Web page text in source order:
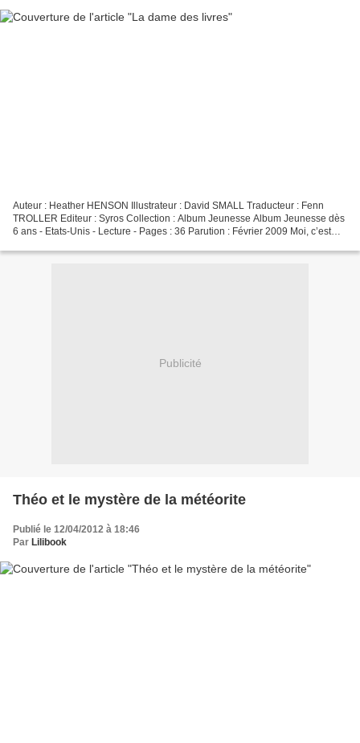
Auteur : Heather HENSON Illustrateur : David SMALL Traducteur : Fenn
TROLLER Editeur : Syros Collection : Album Jeunesse Album Jeunesse dès
6 ans - Etats-Unis - Lecture - Pages : 36 Parution : Février 2009 Moi, c’est
Publicité
Théo et le mystère de la météorite
Publié le 12/04/2012 à 18:46
Par Lilibook